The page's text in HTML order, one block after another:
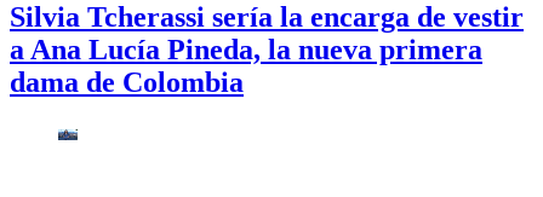
Silvia Tcherassi sería la encarga de vestir
a Ana Lucía Pineda, la nueva primera
dama de Colombia